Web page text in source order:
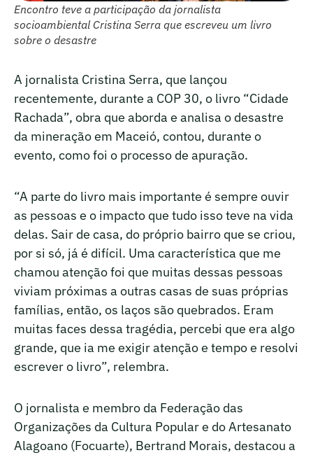
Encontro teve a participação da jornalista
socioambiental Cristina Serra que escreveu um livro
sobre o desastre
A jornalista Cristina Serra, que lançou
recentemente, durante a COP 30, o livro “Cidade
Rachada”, obra que aborda e analisa o desastre
da mineração em Maceió, contou, durante o
evento, como foi o processo de apuração.
“A parte do livro mais importante é sempre ouvir
as pessoas e o impacto que tudo isso teve na vida
delas. Sair de casa, do próprio bairro que se criou,
por si só, já é difícil. Uma característica que me
chamou atenção foi que muitas dessas pessoas
viviam próximas a outras casas de suas próprias
famílias, então, os laços são quebrados. Eram
muitas faces dessa tragédia, percebi que era algo
grande, que ia me exigir atenção e tempo e resolvi
escrever o livro”, relembra.
O jornalista e membro da Federação das
Organizações da Cultura Popular e do Artesanato
Alagoano (Focuarte), Bertrand Morais, destacou a